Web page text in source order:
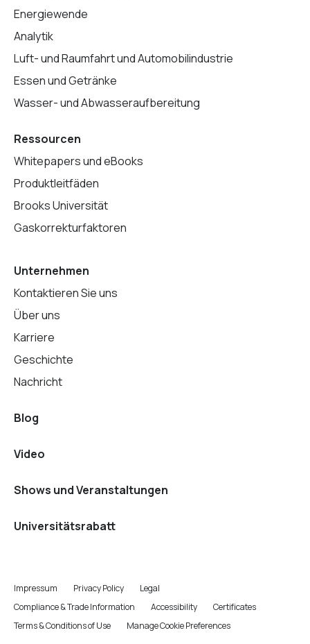
Energiewende
Analytik
Luft- und Raumfahrt und Automobilindustrie
Essen und Getränke
Wasser- und Abwasseraufbereitung
Ressourcen
Whitepapers und eBooks
Produktleitfäden
Brooks Universität
Gaskorrekturfaktoren
Unternehmen
Kontaktieren Sie uns
Über uns
Karriere
Geschichte
Nachricht
Blog
Video
Shows und Veranstaltungen
Universitätsrabatt
Impressum Privacy Policy
Legal
Compliance & Trade Information
Accessibility
Certificates
Terms & Conditions of Use
Manage Cookie Preferences